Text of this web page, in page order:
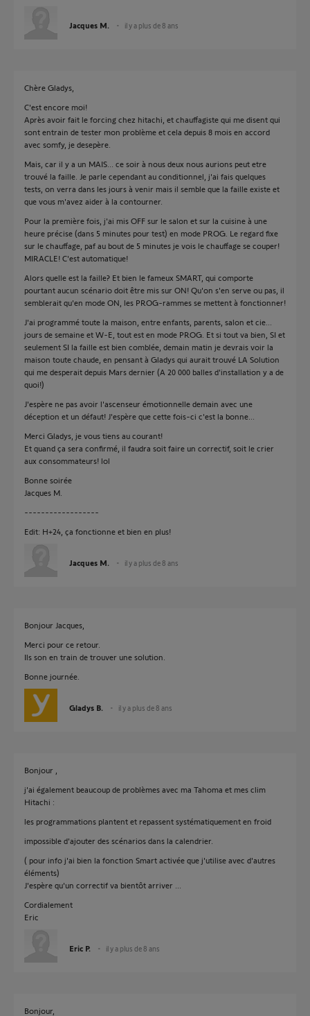
Jacques M. il y a plus de 8 ans
Chère Gladys,
C'est encore moi!
Après avoir fait le forcing chez hitachi, et chauffagiste qui me disent qui
sont entrain de tester mon problème et cela depuis 8 mois en accord
avec somfy, je desepère.
Mais, car il y a un MAIS... ce soir à nous deux nous aurions peut etre
trouvé la faille. Je parle cependant au conditionnel, j'ai fais quelques
tests, on verra dans les jours à venir mais il semble que la faille existe et
que vous m'avez aider à la contourner.
Pour la première fois, j'ai mis OFF sur le salon et sur la cuisine à une
heure précise (dans 5 minutes pour test) en mode PROG. Le regard fixe
sur le chauffage, paf au bout de 5 minutes je vois le chauffage se couper!
MIRACLE! C'est automatique!
Alors quelle est la faille? Et bien le fameux SMART, qui comporte
pourtant aucun scénario doit être mis sur ON! Qu'on s'en serve ou pas, il
semblerait qu'en mode ON, les PROG-rammes se mettent à fonctionner!
J'ai programmé toute la maison, entre enfants, parents, salon et cie...
jours de semaine et W-E, tout est en mode PROG. Et si tout va bien, SI et
seulement SI la faille est bien comblée, demain matin je devrais voir la
maison toute chaude, en pensant à Gladys qui aurait trouvé LA Solution
qui me desperait depuis Mars dernier (A 20 000 balles d'installation y a de
quoi!)
J'espère ne pas avoir l'ascenseur émotionnelle demain avec une
déception et un défaut! J'espère que cette fois-ci c'est la bonne...
Merci Gladys, je vous tiens au courant!
Et quand ça sera confirmé, il faudra soit faire un correctif, soit le crier
aux consommateurs! lol
Bonne soirée
Jacques M.
------------------
Edit: H+24, ça fonctionne et bien en plus!
Jacques M. il y a plus de 8 ans
Bonjour Jacques,
Merci pour ce retour.
Ils son en train de trouver une solution.
Bonne journée.
Gladys B. il y a plus de 8 ans
Bonjour ,
j'ai également beaucoup de problèmes avec ma Tahoma et mes clim
Hitachi :
les programmations plantent et repassent systématiquement en froid
impossible d'ajouter des scénarios dans la calendrier.
( pour info j'ai bien la fonction Smart activée que j'utilise avec d'autres
éléments)
J'espère qu'un correctif va bientôt arriver ...
Cordialement
Eric
Eric P. il y a plus de 8 ans
Bonjour,